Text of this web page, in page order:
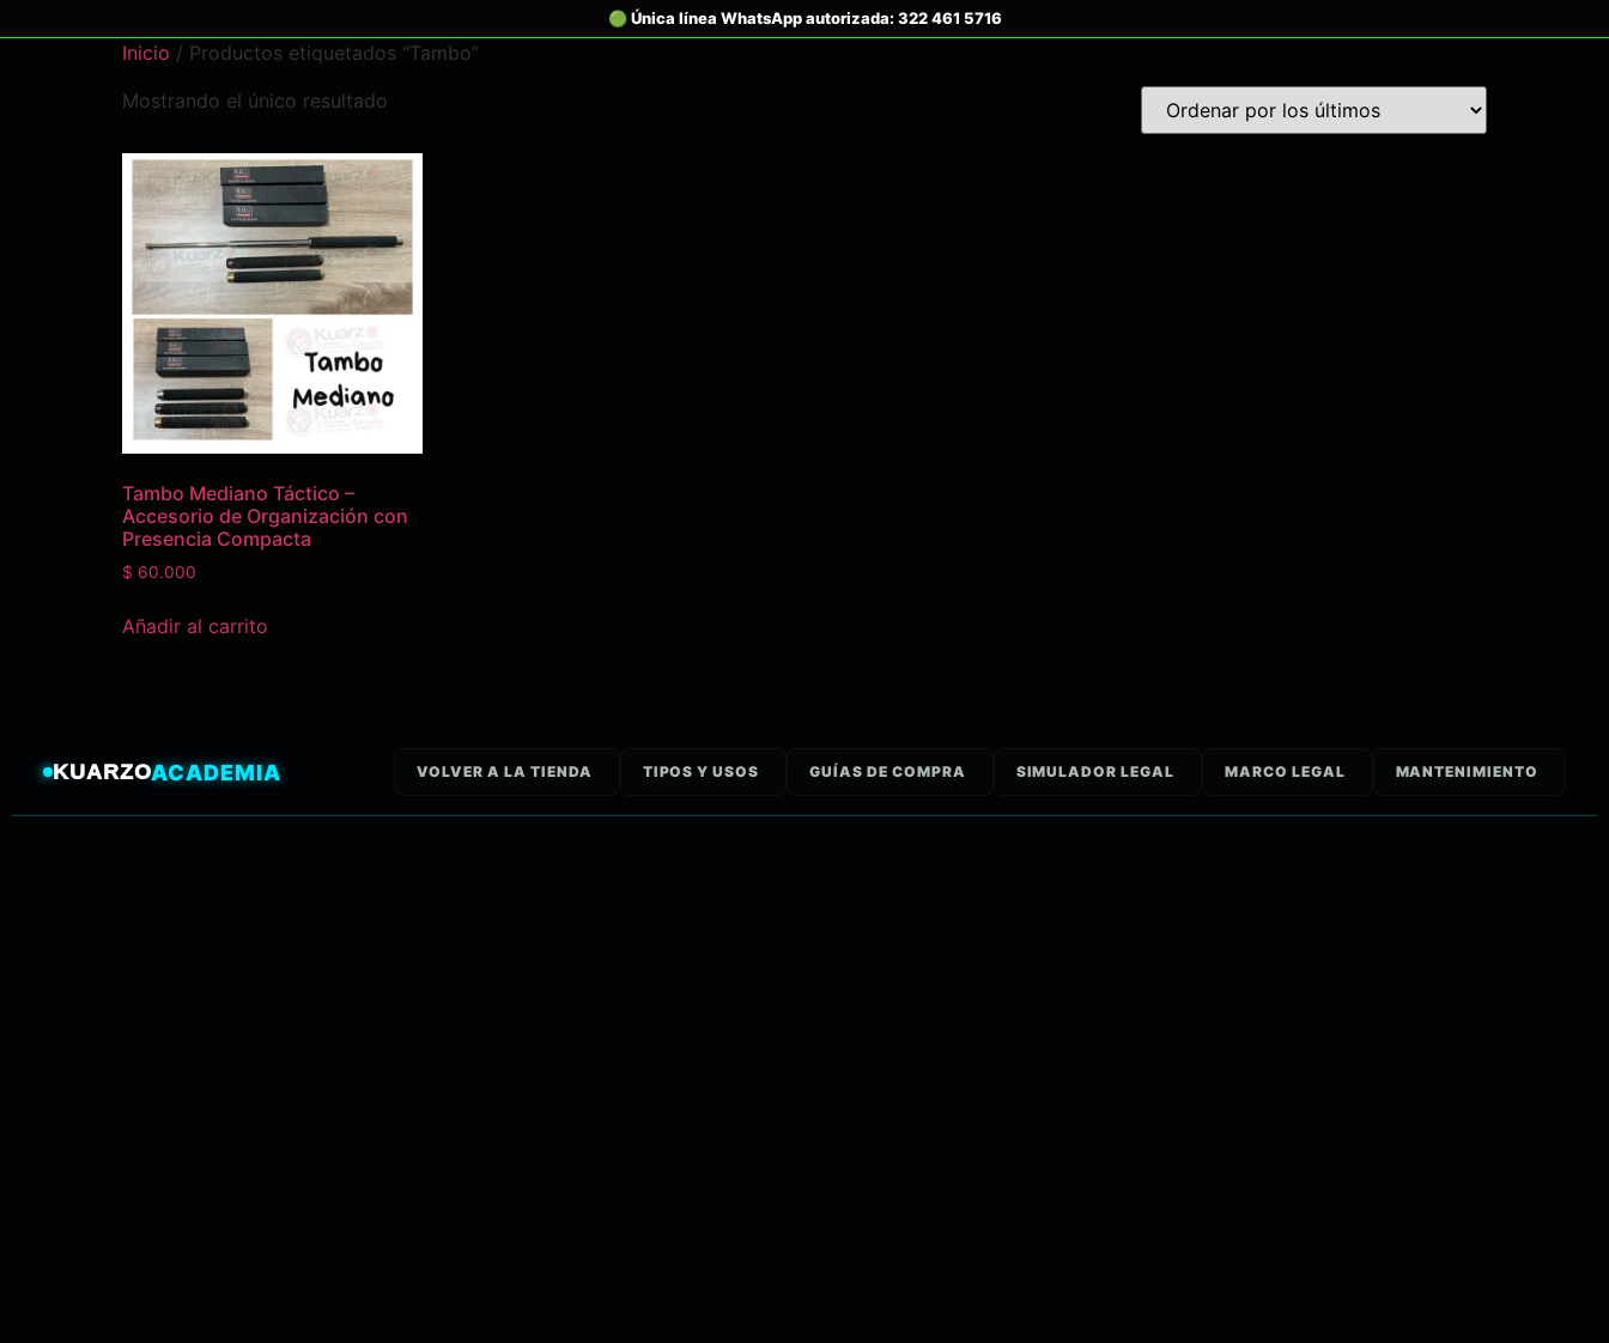
Inicio / Productos etiquetados “Tambo”
Mostrando el único resultado
Tambo Mediano Táctico –
Accesorio de Organización con
Presencia Compacta
$ 60.000
Añadir al carrito
KUARZOACADEMIA VOLVER A LA TIENDA TIPOS Y USOS GUÍAS DE COMPRA SIMULADOR LEGAL MARCO LEGAL MANTENIMIENTO